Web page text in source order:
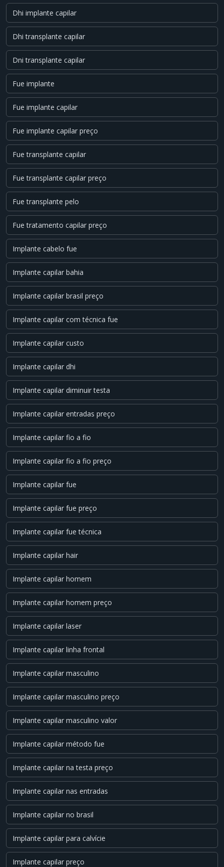
Dhi implante capilar
Dhi transplante capilar
Dni transplante capilar
Fue implante
Fue implante capilar
Fue implante capilar preço
Fue transplante capilar
Fue transplante capilar preço
Fue transplante pelo
Fue tratamento capilar preço
Implante cabelo fue
Implante capilar bahia
Implante capilar brasil preço
Implante capilar com técnica fue
Implante capilar custo
Implante capilar dhi
Implante capilar diminuir testa
Implante capilar entradas preço
Implante capilar fio a fio
Implante capilar fio a fio preço
Implante capilar fue
Implante capilar fue preço
Implante capilar fue técnica
Implante capilar hair
Implante capilar homem
Implante capilar homem preço
Implante capilar laser
Implante capilar linha frontal
Implante capilar masculino
Implante capilar masculino preço
Implante capilar masculino valor
Implante capilar método fue
Implante capilar na testa preço
Implante capilar nas entradas
Implante capilar no brasil
Implante capilar para calvície
Implante capilar preço